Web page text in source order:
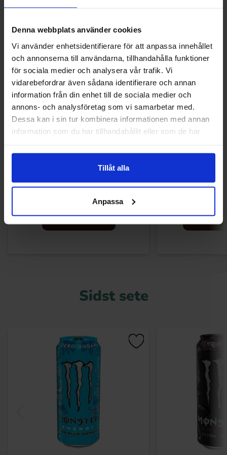
Denna webbplats använder cookies
Vi använder enhetsidentifierare för att anpassa innehållet
och annonserna till användarna, tillhandahålla funktioner
för sociala medier och analysera vår trafik. Vi
vidarebefordrar även sådana identifierare och annan
information från din enhet till de sociala medier och
annons- och analysföretag som vi samarbetar med.
Dessa kan i sin tur kombinera informationen med annan
information som du har tillhandahållit eller som de har
Tillåt alla
Anpassa
Andre kunne lide
Matthijs Liquorice Monkeys Veggie 1kg
99.90 kr
Køb Køb
Sidst sete